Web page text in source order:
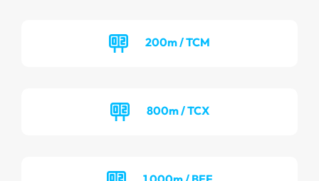
200m / TCM
800m / TCX